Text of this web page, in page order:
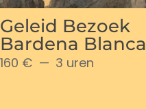
Geleid Bezoek
Bardena Blanca
160 € 3 uren